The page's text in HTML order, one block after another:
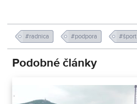
#radnica #podpora #šport
Podobné články